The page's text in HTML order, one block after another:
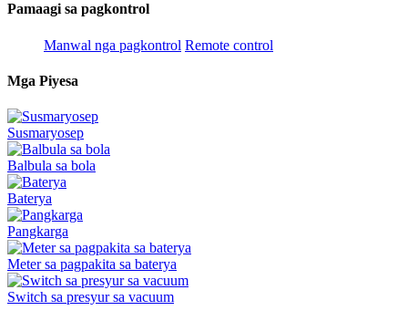
Pamaagi sa pagkontrol
Manwal nga pagkontrol Remote control
Mga Piyesa
Susmaryosep
Balbula sa bola
Baterya
Pangkarga
Meter sa pagpakita sa baterya
Switch sa presyur sa vacuum